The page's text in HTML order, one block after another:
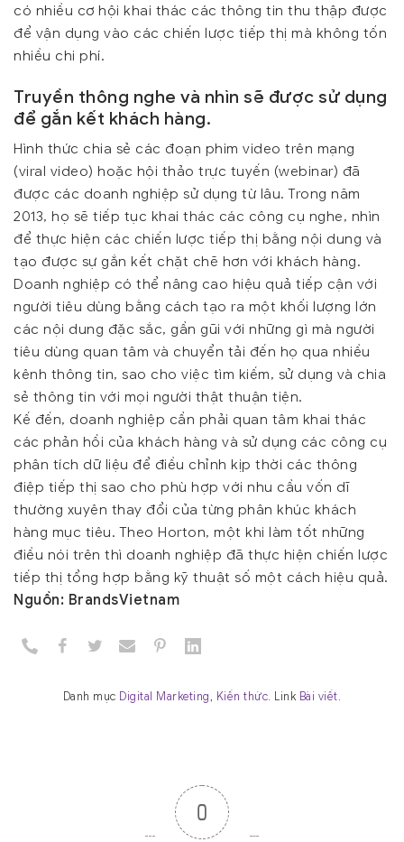
có nhiều cơ hội khai thác các thông tin thu thập được
để vận dụng vào các chiến lược tiếp thị mà không tốn
nhiều chi phí.
Truyền thông nghe và nhìn sẽ được sử dụng
để gắn kết khách hàng.
Hình thức chia sẻ các đoạn phim video trên mạng
(viral video) hoặc hội thảo trực tuyến (webinar) đã
được các doanh nghiệp sử dụng từ lâu. Trong năm
2013, họ sẽ tiếp tục khai thác các công cụ nghe, nhìn
để thực hiện các chiến lược tiếp thị bằng nội dung và
tạo được sự gắn kết chặt chẽ hơn với khách hàng.
Doanh nghiệp có thể nâng cao hiệu quả tiếp cận với
người tiêu dùng bằng cách tạo ra một khối lượng lớn
các nội dung đặc sắc, gần gũi với những gì mà người
tiêu dùng quan tâm và chuyển tải đến họ qua nhiều
kênh thông tin, sao cho việc tìm kiếm, sử dụng và chia
sẻ thông tin với mọi người thật thuận tiện.
Kế đến, doanh nghiệp cần phải quan tâm khai thác
các phản hồi của khách hàng và sử dụng các công cụ
phân tích dữ liệu để điều chỉnh kịp thời các thông
điệp tiếp thị sao cho phù hợp với nhu cầu vốn dĩ
thường xuyên thay đổi của từng phân khúc khách
hàng mục tiêu. Theo Horton, một khi làm tốt những
điều nói trên thì doanh nghiệp đã thực hiện chiến lược
tiếp thị tổng hợp bằng kỹ thuật số một cách hiệu quả.
Nguồn: BrandsVietnam
Danh mục Digital Marketing, Kiến thức. Link Bài viết.
0